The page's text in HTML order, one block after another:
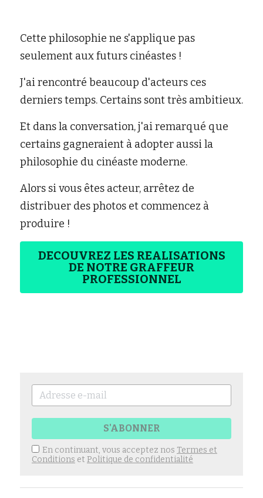
Cette philosophie ne s'applique pas
seulement aux futurs cinéastes !
J'ai rencontré beaucoup d'acteurs ces
Et dans la conversation, j'ai remarqué que
certains gagneraient à adopter aussi la
philosophie du cinéaste moderne.
Alors si vous êtes acteur, arrêtez de
distribuer des photos et commencez à
produire !
DECOUVREZ LES REALISATIONS
DE NOTRE GRAFFEUR
PROFESSIONNEL
S'ABONNER
En continuant, vous acceptez nos Termes et
Conditions et Politique de confidentialité